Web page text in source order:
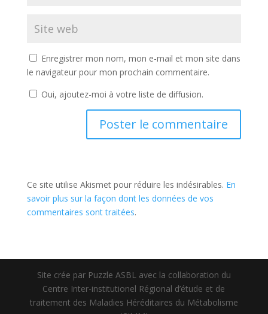
Enregistrer mon nom, mon e-mail et mon site dans
le navigateur pour mon prochain commentaire.
Oui, ajoutez-moi à votre liste de diffusion.
Ce site utilise Akismet pour réduire les indésirables. En
savoir plus sur la façon dont les données de vos
commentaires sont traitées.
Site crée par Puzzle ASBL avec la collaboration du
Centre Inter-institutionel Régional d’étude et de
traitement des Maladies Héréditaires du Métabolisme